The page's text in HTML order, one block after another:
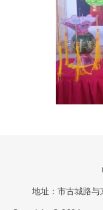
地址：市古城路